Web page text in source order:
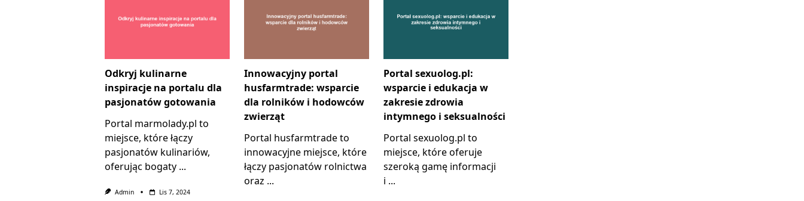
Odkryj kulinarne
inspiracje na portalu dla
pasjonatów gotowania
Portal marmolady.pl to
miejsce, które łączy
pasjonatów kulinariów,
oferując bogaty ...
Admin Lis 7, 2024
Innowacyjny portal
husfarmtrade: wsparcie
dla rolników i hodowców
zwierząt
Portal husfarmtrade to
innowacyjne miejsce, które
łączy pasjonatów rolnictwa
oraz ...
Portal sexuolog.pl:
wsparcie i edukacja w
zakresie zdrowia
intymnego i seksualności
Portal sexuolog.pl to
miejsce, które oferuje
szeroką gamę informacji
i ...